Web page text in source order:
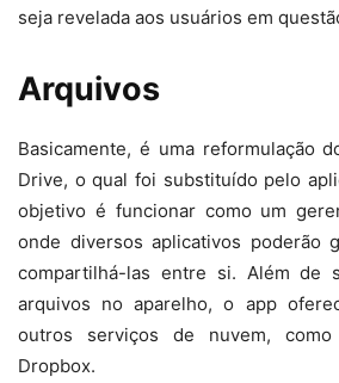
seja revelada aos usuários em
Arquivos
Basicamente, é uma reformulação
Drive, o qual foi substituído pelo
objetivo é funcionar como um
onde diversos aplicativos poderão
compartilhá-las entre si. Além de
arquivos no aparelho, o app
outros serviços de nuvem,
Dropbox.